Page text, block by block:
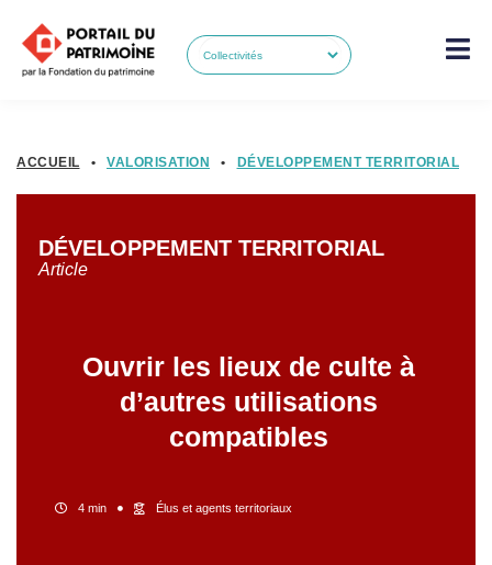
ACCUEIL • VALORISATION • DÉVELOPPEMENT TERRITORIAL
DÉVELOPPEMENT TERRITORIAL
Article
Ouvrir les lieux de culte à
d’autres utilisations
compatibles
4 min Élus et agents territoriaux